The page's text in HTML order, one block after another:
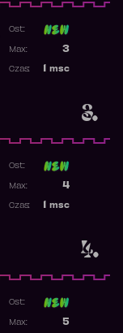
3.
Ost:
3
Max:
msc
Czas:
4.
Ost:
4
Max:
msc
Czas:
Ost:
5
Max: